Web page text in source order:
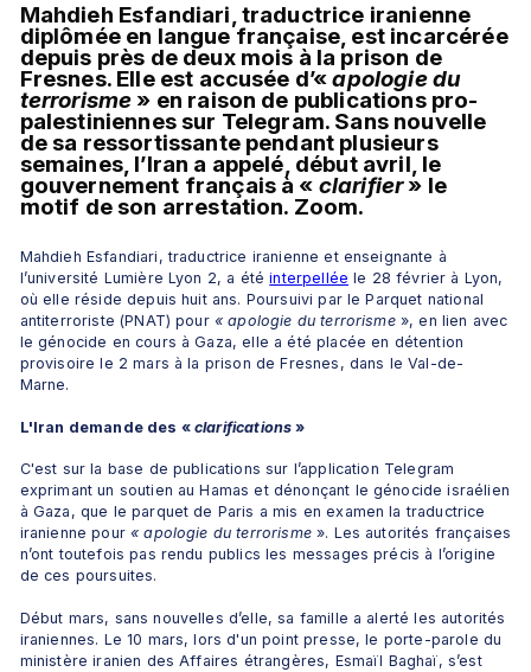
Mahdieh Esfandiari, traductrice iranienne
diplômée en langue française, est incarcérée
depuis près de deux mois à la prison de
Fresnes. Elle est accusée d’« apologie du
terrorisme » en raison de publications pro-
palestiniennes sur Telegram. Sans nouvelle
de sa ressortissante pendant plusieurs
semaines, l’Iran a appelé, début avril, le
gouvernement français à « clarifier » le
motif de son arrestation. Zoom.
Mahdieh Esfandiari, traductrice iranienne et enseignante à
l’université Lumière Lyon 2, a été interpellée le 28 février à Lyon,
où elle réside depuis huit ans. Poursuivi par le Parquet national
antiterroriste (PNAT) pour « apologie du terrorisme », en lien avec
le génocide en cours à Gaza, elle a été placée en détention
provisoire le 2 mars à la prison de Fresnes, dans le Val-de-
Marne.
L'Iran demande des « clarifications »
C'est sur la base de publications sur l’application Telegram
exprimant un soutien au Hamas et dénonçant le génocide israélien
à Gaza, que le parquet de Paris a mis en examen la traductrice
iranienne pour « apologie du terrorisme ». Les autorités françaises
n’ont toutefois pas rendu publics les messages précis à l’origine
de ces poursuites.
Début mars, sans nouvelles d’elle, sa famille a alerté les autorités
iraniennes. Le 10 mars, lors d'un point presse, le porte-parole du
ministère iranien des Affaires étrangères, Esmaïl Baghaï, s’est